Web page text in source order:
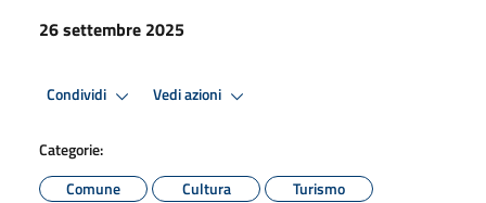
26 settembre 2025
Condividi Vedi azioni
Categorie:
Comune
Cultura Turismo